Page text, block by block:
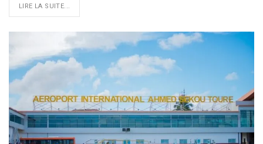
LIRE LA SUITE...